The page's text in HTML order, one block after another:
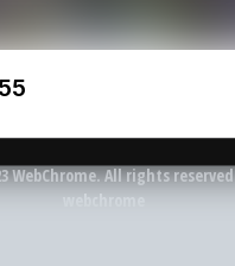
WebChrome. All rights
webchrome